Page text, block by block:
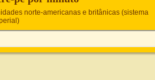
norte-americanas e britânicas (sistema